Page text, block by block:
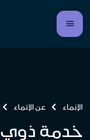
الإنماء عن الإنماء
خدمة ذوي